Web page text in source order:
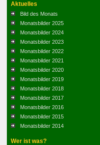
Aktuelles
Bild des Monats
Monatsbilder 2025
Monatsbilder 2024
Monatsbilder 2023
Monatsbilder 2022
Monatsbilder 2021
Monatsbilder 2020
Monatsbilder 2019
Monatsbilder 2018
Monatsbilder 2017
Monatsbilder 2016
Monatsbilder 2015
Monatsbilder 2014
Wer ist was?